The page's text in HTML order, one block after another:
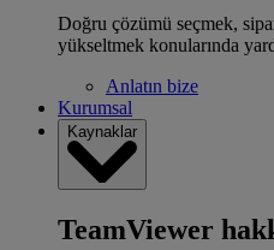
Doğru çözümü seçmek,
yükseltmek konularında
Anlatın bize
Kurumsal
Kaynaklar
TeamViewer